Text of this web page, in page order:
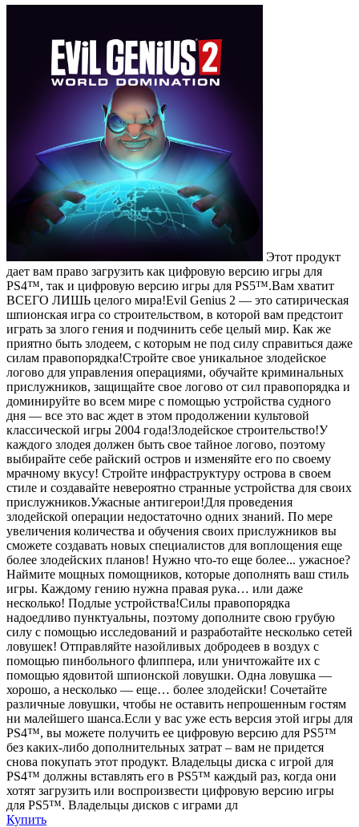
Этот продукт
дает вам право загрузить как цифровую версию игры для
PS4™, так и цифровую версию игры для PS5™.Вам хватит
ВСЕГО ЛИШЬ целого мира!Evil Genius 2 — это сатирическая
шпионская игра со строительством, в которой вам предстоит
играть за злого гения и подчинить себе целый мир. Как же
приятно быть злодеем, с которым не под силу справиться даже
силам правопорядка!Стройте свое уникальное злодейское
логово для управления операциями, обучайте криминальных
прислужников, защищайте свое логово от сил правопорядка и
доминируйте во всем мире с помощью устройства судного
дня — все это вас ждет в этом продолжении культовой
классической игры 2004 года!Злодейское строительство!У
каждого злодея должен быть свое тайное логово, поэтому
выбирайте себе райский остров и изменяйте его по своему
мрачному вкусу! Стройте инфраструктуру острова в своем
стиле и создавайте невероятно странные устройства для своих
прислужников.Ужасные антигерои!Для проведения
злодейской операции недостаточно одних знаний. По мере
увеличения количества и обучения своих прислужников вы
сможете создавать новых специалистов для воплощения еще
более злодейских планов! Нужно что-то еще более... ужасное?
Наймите мощных помощников, которые дополнять ваш стиль
игры. Каждому гению нужна правая рука… или даже
несколько! Подлые устройства!Силы правопорядка
надоедливо пунктуальны, поэтому дополните свою грубую
силу с помощью исследований и разработайте несколько сетей
ловушек! Отправляйте назойливых добродеев в воздух с
помощью пинбольного флиппера, или уничтожайте их с
помощью ядовитой шпионской ловушки. Одна ловушка —
хорошо, а несколько — еще… более злодейски! Сочетайте
различные ловушки, чтобы не оставить непрошенным гостям
ни малейшего шанса.Если у вас уже есть версия этой игры для
PS4™, вы можете получить ее цифровую версию для PS5™
без каких-либо дополнительных затрат – вам не придется
снова покупать этот продукт. Владельцы диска с игрой для
PS4™ должны вставлять его в PS5™ каждый раз, когда они
хотят загрузить или воспроизвести цифровую версию игры
для PS5™. Владельцы дисков с играми дл
Купить